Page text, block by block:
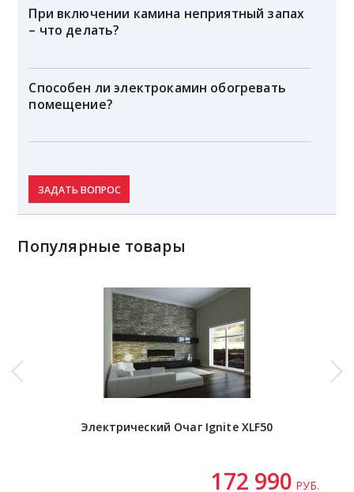
При включении камина неприятный запах
– что делать?
Способен ли электрокамин обогревать
помещение?
ЗАДАТЬ ВОПРОС
Популярные товары
Электрический Очаг Ignite XLF50
172 990 РУБ.